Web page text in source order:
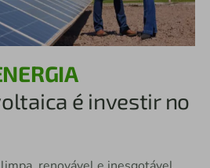
é investir no